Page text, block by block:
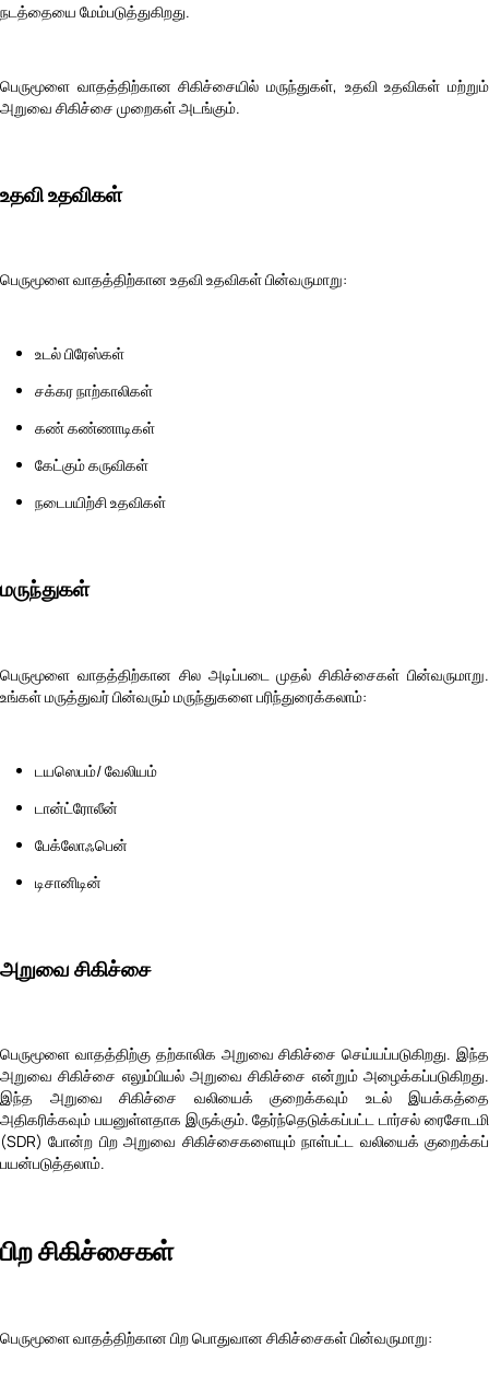
நடத்தையை மேம்படுத்துகிறது.
பெருமூளை வாதத்திற்கான சிகிச்சையில் மருந்துகள், உதவி உதவிகள் மற்றும்
அறுவை சிகிச்சை முறைகள் அடங்கும்.
உதவி உதவிகள்
பெருமூளை வாதத்திற்கான உதவி உதவிகள் பின்வருமாறு:
உடல் பிரேஸ்கள்
சக்கர நாற்காலிகள்
கண் கண்ணாடிகள்
கேட்கும் கருவிகள்
நடைபயிற்சி உதவிகள்
மருந்துகள்
பெருமூளை வாதத்திற்கான சில அடிப்படை முதல் சிகிச்சைகள் பின்வருமாறு.
உங்கள் மருத்துவர் பின்வரும் மருந்துகளை பரிந்துரைக்கலாம்:
டயஸெபம்/ வேலியம்
டான்ட்ரோலீன்
பேக்லோஃபென்
டிசானிடின்
அறுவை சிகிச்சை
பெருமூளை வாதத்திற்கு தற்காலிக அறுவை சிகிச்சை செய்யப்படுகிறது. இந்த
அறுவை சிகிச்சை எலும்பியல் அறுவை சிகிச்சை என்றும் அழைக்கப்படுகிறது.
இந்த அறுவை சிகிச்சை வலியைக் குறைக்கவும் உடல் இயக்கத்தை
அதிகரிக்கவும் பயனுள்ளதாக இருக்கும். தேர்ந்தெடுக்கப்பட்ட டார்சல் ரைசோடமி
(SDR) போன்ற பிற அறுவை சிகிச்சைகளையும் நாள்பட்ட வலியைக் குறைக்கப்
பயன்படுத்தலாம்.
பிற சிகிச்சைகள்
பெருமூளை வாதத்திற்கான பிற பொதுவான சிகிச்சைகள் பின்வருமாறு: